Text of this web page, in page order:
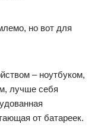
но вот для
– ноутбуком,
лучше себя
от батареек.